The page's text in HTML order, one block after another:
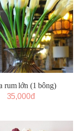
rum lớn (1 bông)
35,000đ